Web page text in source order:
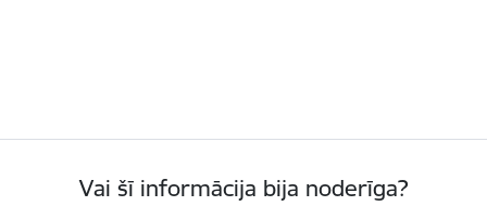
Vai šī informācija bija noderīga?